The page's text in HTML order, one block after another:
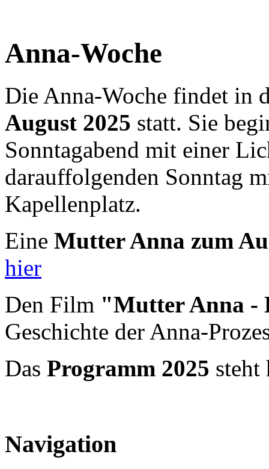
Anna-Woche
Die Anna-Woche findet in
August 2025 statt. Sie
Sonntagabend mit einer
darauffolgenden Sonntag
Kapellenplatz.
Eine Mutter Anna zum
hier
Den Film "Mutter Anna -
Geschichte der Anna-
Das Programm 2025
Navigation